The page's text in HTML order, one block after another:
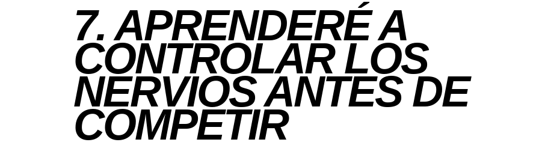
7. APRENDERÉ A
CONTROLAR LOS
NERVIOS ANTES DE
COMPETIR